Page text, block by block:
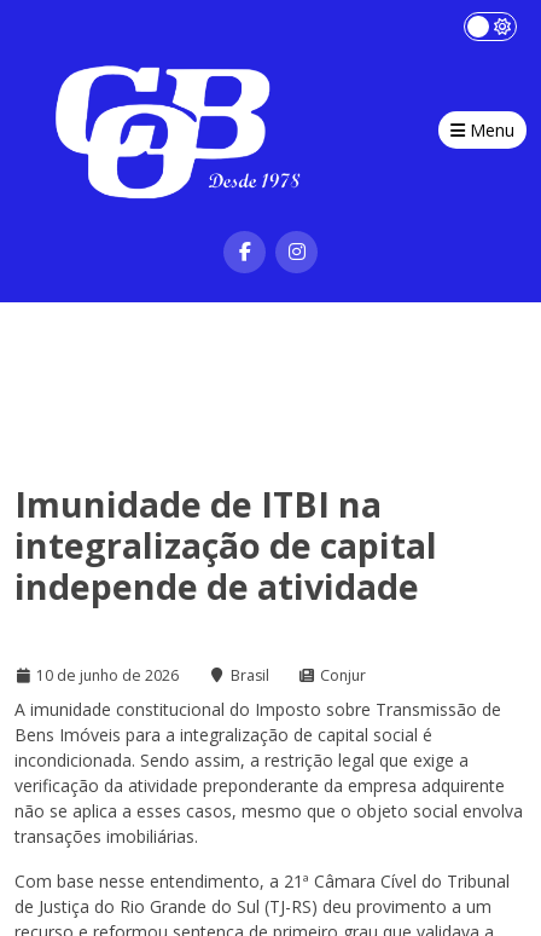
Menu
Imunidade de ITBI na
integralização de capital
independe de atividade
10 de junho de 2026 Brasil Conjur
A imunidade constitucional do Imposto sobre Transmissão de
Bens Imóveis para a integralização de capital social é
incondicionada. Sendo assim, a restrição legal que exige a
verificação da atividade preponderante da empresa adquirente
não se aplica a esses casos, mesmo que o objeto social envolva
transações imobiliárias.
Com base nesse entendimento, a 21ª Câmara Cível do Tribunal
de Justiça do Rio Grande do Sul (TJ-RS) deu provimento a um
recurso e reformou sentença de primeiro grau que validava a